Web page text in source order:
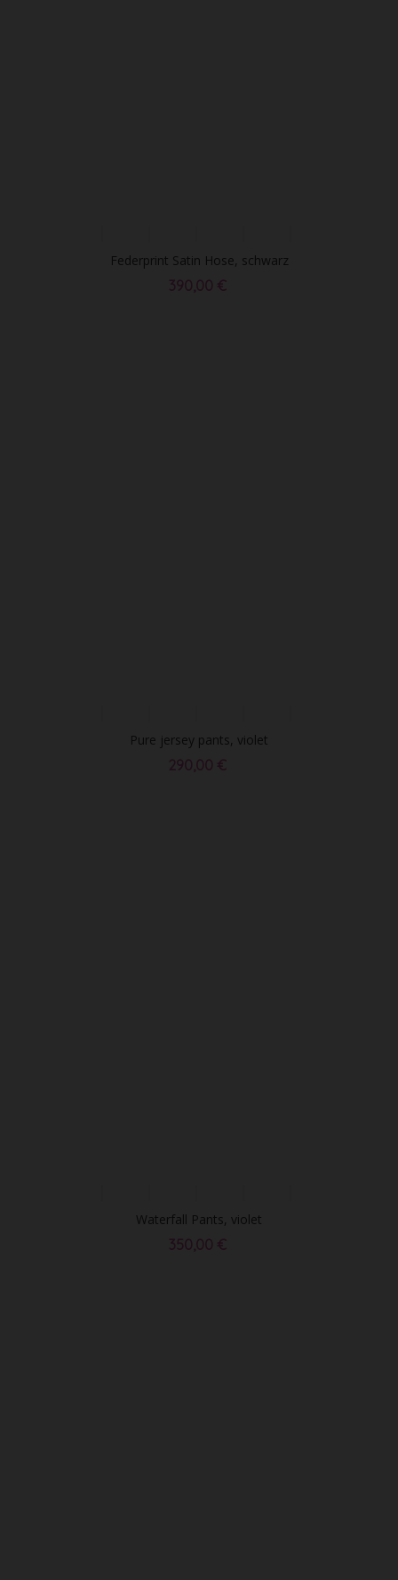
Federprint Satin Hose, schwarz
390,00 €
Pure jersey pants, violet
290,00 €
Waterfall Pants, violet
350,00 €